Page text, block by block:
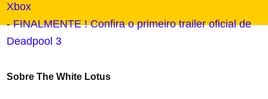
Xbox
-FINALMENTE ! Confira o primeiro trailer oficial de
Deadpool 3
Sobre The White Lotus